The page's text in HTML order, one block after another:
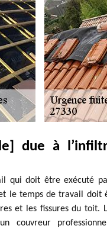
due à
doit être exécuté
le temps de travail
et les fissures du toit.
couvreur